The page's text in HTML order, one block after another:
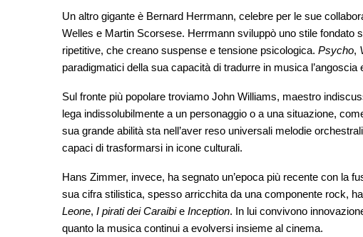
Un altro gigante è Bernard Herrmann, celebre per le sue
Welles e Martin Scorsese. Herrmann sviluppò uno stile fondato
ripetitive, che creano suspense e tensione psicologica. Psycho,
paradigmatici della sua capacità di tradurre in musica l’angoscia
Sul fronte più popolare troviamo John Williams, maestro
lega indissolubilmente a un personaggio o a una situazione,
sua grande abilità sta nell’aver reso universali melodie
capaci di trasformarsi in icone culturali.
Hans Zimmer, invece, ha segnato un’epoca più recente con la
sua cifra stilistica, spesso arricchita da una componente rock,
Leone, I pirati dei Caraibie Inception. In lui convivono
quanto la musica continui a evolversi insieme al cinema.